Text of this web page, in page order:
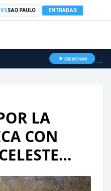
VSSAO PAULO ENTRADAS
ESCUCHAR
LA
CON